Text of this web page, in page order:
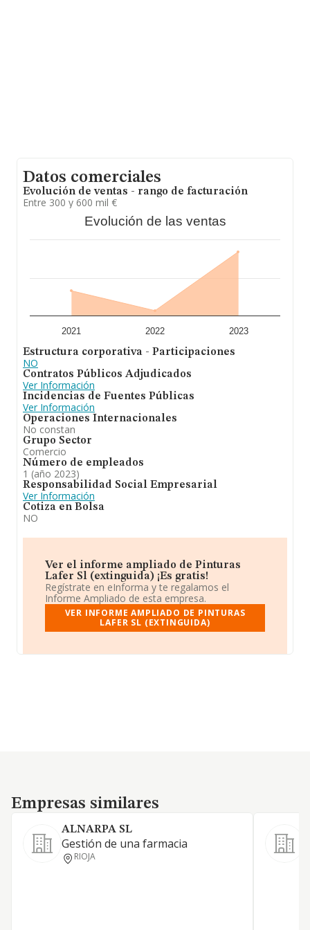
Datos comerciales
Evolución de ventas - rango de facturación
Entre 300 y 600 mil €
Evolución de las ventas
2021 2022 2023
Estructura corporativa - Participaciones
NO
Contratos Públicos Adjudicados
Ver Información
Incidencias de Fuentes Públicas
Ver Información
Operaciones Internacionales
No constan
Grupo Sector
Comercio
Número de empleados
1 (año 2023)
Responsabilidad Social Empresarial
Ver Información
Cotiza en Bolsa
NO
Ver el informe ampliado de Pinturas
Lafer Sl (extinguida) ¡Es gratis!
Regístrate en eInforma y te regalamos el
Informe Ampliado de esta empresa.
VER INFORME AMPLIADO DE PINTURAS
LAFER SL (EXTINGUIDA)
Empresas similares
Empresas similares
ALNARPA SL
Gestión de una farmacia
RIOJA